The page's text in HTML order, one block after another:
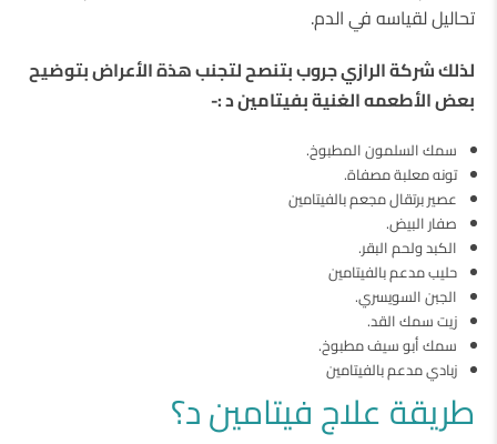
تحاليل لقياسه في الدم.
لذلك شركة الرازي جروب بتنصح لتجنب هذة الأعراض بتوضيح
بعض الأطعمه الغنية بفيتامين د :-
سمك السلمون المطبوخ.
تونه معلبة مصفاة.
عصير برتقال مجعم بالفيتامين
صفار البيض.
الكبد ولحم البقر.
حليب مدعم بالفيتامين
الجبن السويسري.
زيت سمك القد.
سمك أبو سيف مطبوخ.
زبادي مدعم بالفيتامين
طريقة علاج فيتامين د؟